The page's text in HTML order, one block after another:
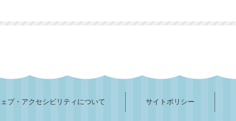
ブ・アクセシビリティについて サイトポリシー